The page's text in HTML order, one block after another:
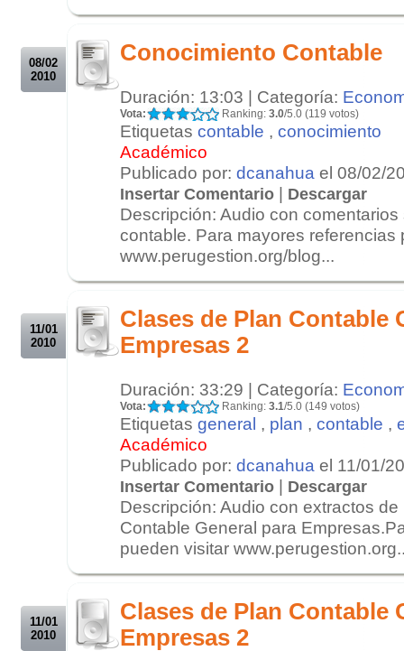
08/02
2010
Conocimiento Contable
Duración: 13:03 | Categoría:
Vota: Ranking: 3.0/5.0 (119 votos)
Etiquetas contable , conocimiento
Académico
Publicado por: dcanahua el 08/02/
Insertar Comentario | Descargar
Descripción: Audio con
contable. Para mayores referencias
www.perugestion.org/blog...
11/01
2010
Clases de Plan Contable
Empresas 2
Duración: 33:29 | Categoría:
Vota: Ranking: 3.1/5.0 (149 votos)
Etiquetas general , plan , contable ,
Académico
Publicado por: dcanahua el 11/01/
Insertar Comentario | Descargar
Descripción: Audio con extractos
Contable General para
pueden visitar
11/01
2010
Clases de Plan Contable
Empresas 2